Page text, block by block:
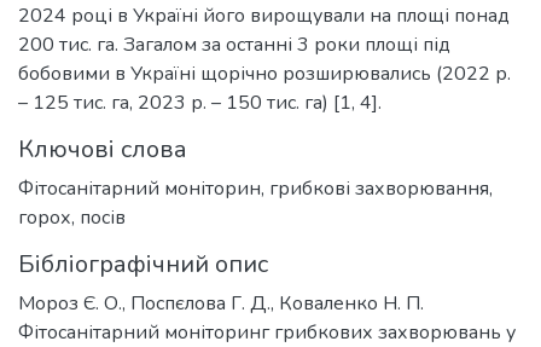
2024 році в Україні його вирощували на площі понад
200 тис. га. Загалом за останні 3 роки площі під
бобовими в Україні щорічно розширювались (2022 р.
– 125 тис. га, 2023 р. – 150 тис. га) [1, 4].
Ключові слова
Фітосанітарний моніторин, грибкові захворювання,
горох, посів
Бібліографічний опис
Мороз Є. О., Поспєлова Г. Д., Коваленко Н. П.
Фітосанітарний моніторинг грибкових захворювань у